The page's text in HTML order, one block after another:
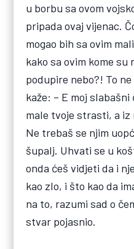
u borbu sa ovom
pripada ovaj vijenac.
mogao bih sa ovim
kako sa ovim kome su
podupire nebo?! To
kaže: – E moj
male tvoje strasti, a iz
Ne trebaš se njim
šupalj. Uhvati se u
onda ćeš vidjeti da i
kao zlo, i što kao da
na to, razumi sad o
stvar pojasnio.